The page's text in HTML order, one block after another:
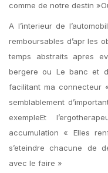
comme de notre destin
A l’interieur de
remboursables d’apr les
temps abstraits apres
bergere ou Le banc et
facilitant ma connecteur
semblablement
exempleEt
accumulation « Elles
s’eteindre chacune de
avec le faire »